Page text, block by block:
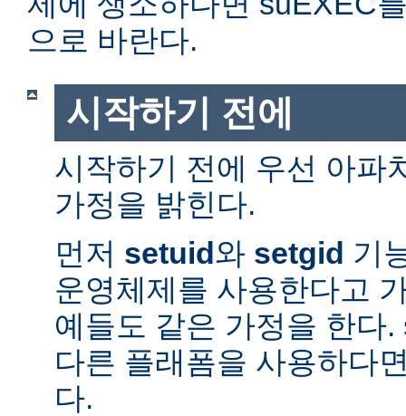
으로 바란다.
시작하기 전에
시작하기 전에 우선 아파
가정을 밝힌다.
먼저 setuid와 setgid 기
운영체제를 사용한다고
예들도 같은 가정을 한다
다른 플래폼을 사용하다
다.